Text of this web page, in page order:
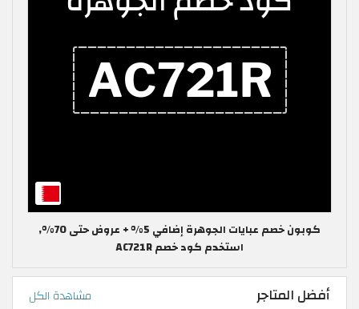
كوبون خصم عبايات الجوهرة إضافي 5% + عروض حتى 70%,
استخدم كود خصم AC721R
أفضل المتاجر مشاهدة الكل